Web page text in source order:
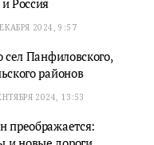
Россия
2024, 9:57
сел Панфиловского,
районов
2024, 13:53
преображается: